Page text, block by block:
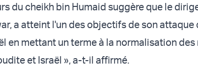
du cheikh bin Humaid suggère que le
a atteint l'un des objectifs de son
en mettant un terme à la normalisation
et Israël », a-t-il affirmé.